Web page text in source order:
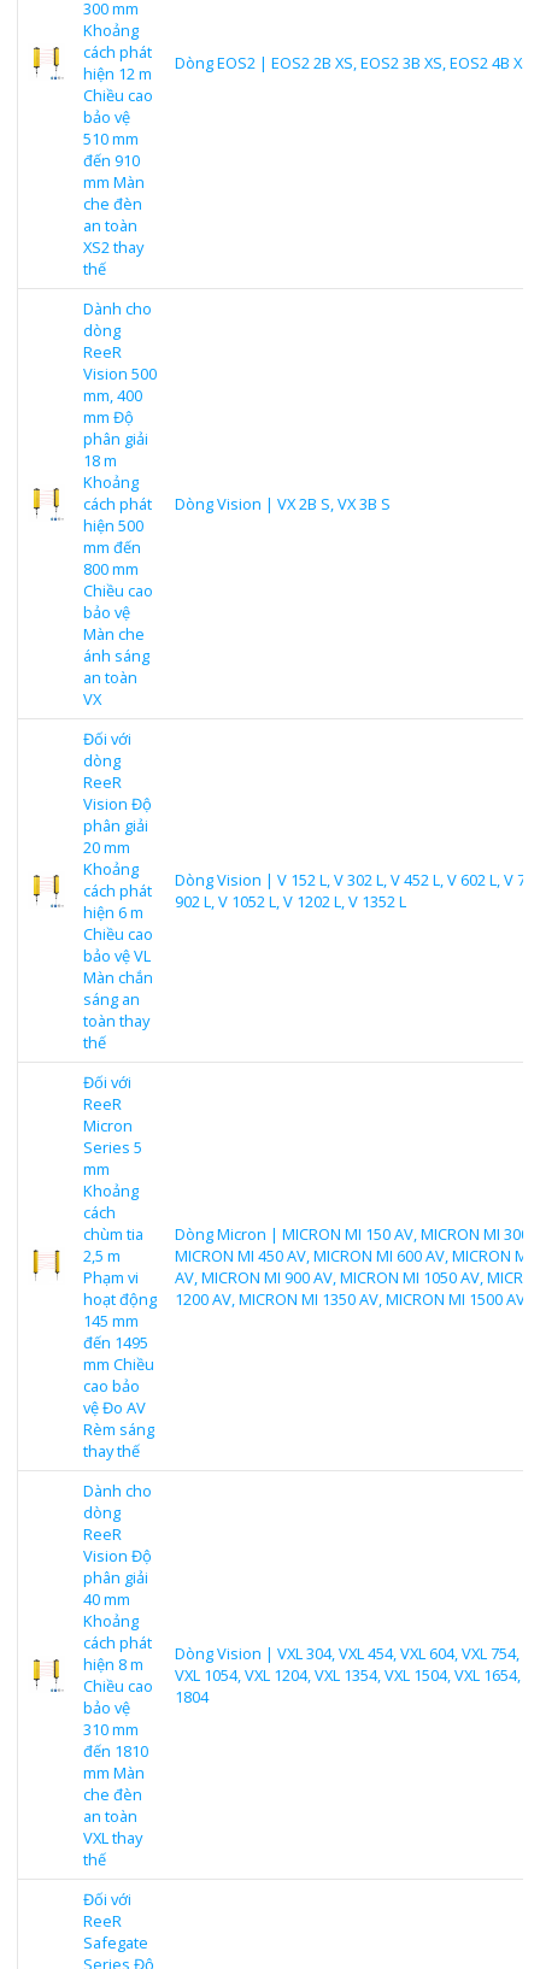
300 mm
Khoảng
cách phát
hiện 12 m
Chiều cao
bảo vệ
510 mm
đến 910
mm Màn
che đèn
an toàn
XS2 thay
thế
Dòng EOS2 | EOS2 2B XS, EOS2 3B XS, EOS2 4B XS
Dành cho
dòng
ReeR
Vision 500
mm, 400
mm Độ
phân giải
18 m
Khoảng
cách phát
hiện 500
mm đến
800 mm
Chiều cao
bảo vệ
Màn che
ánh sáng
an toàn
VX
Dòng Vision | VX 2B S, VX 3B S
Đối với
dòng
ReeR
Vision Độ
phân giải
20 mm
Khoảng
cách phát
hiện 6 m
Chiều cao
bảo vệ VL
Màn chắn
sáng an
toàn thay
thế
Dòng Vision | V 152 L, V 302 L, V 452 L, V 602 L, V
902 L, V 1052 L, V 1202 L, V 1352 L
Đối với
ReeR
Micron
Series 5
mm
Khoảng
cách
chùm tia
2,5 m
Phạm vi
hoạt động
145 mm
đến 1495
mm Chiều
cao bảo
vệ Đo AV
Rèm sáng
thay thế
Dòng Micron | MICRON MI 150 AV, MICRON MI 300
MICRON MI 450 AV, MICRON MI 600 AV, MICRON MI
AV, MICRON MI 900 AV, MICRON MI 1050 AV,
1200 AV, MICRON MI 1350 AV, MICRON MI 1500 AV
Dành cho
dòng
ReeR
Vision Độ
phân giải
40 mm
Khoảng
cách phát
hiện 8 m
Chiều cao
bảo vệ
310 mm
đến 1810
mm Màn
che đèn
an toàn
VXL thay
thế
Dòng Vision | VXL 304, VXL 454, VXL 604, VXL 754,
VXL 1054, VXL 1204, VXL 1354, VXL 1504, VXL 1654,
1804
Đối với
ReeR
Safegate
Series Độ